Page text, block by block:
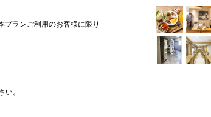
ランご利用のお客様に限り
い。